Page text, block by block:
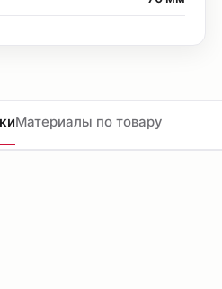
Материалы по товару